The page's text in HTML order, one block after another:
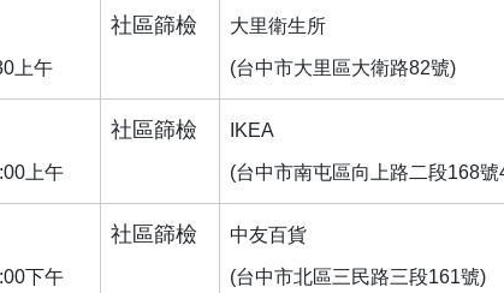
上午
社區篩檢 大里衛生所
(台中市大里區大衛路82號)
上午
社區篩檢 IKEA
(台中市南屯區向上路二段168號
下午
社區篩檢 中友百貨
(台中市北區三民路三段161號)